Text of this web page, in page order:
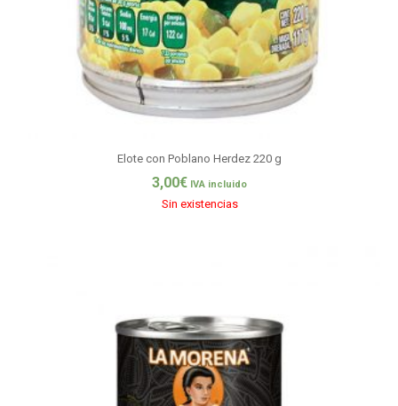
Elote con Poblano Herdez 220 g
3,00€ IVA incluido
Sin existencias